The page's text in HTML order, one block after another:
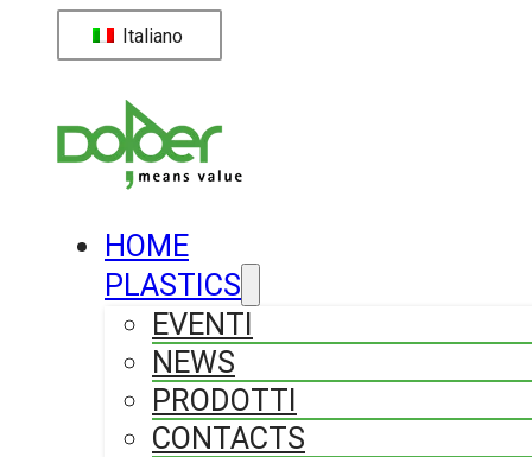
Italiano
HOME
PLASTICS
EVENTI
NEWS
PRODOTTI
CONTACTS